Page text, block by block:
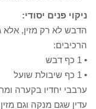
ניקוי פנים יסודי:
הדבש לא רק מזין, אלא
הרכיבים:
• 1 כף דבש
• 1 כף שיבולת שועל
ערבבי יחדיו בקערה
עדין שגם מנקה וגם